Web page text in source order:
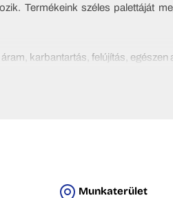
Termékeink széles palettáját
karbantartás, felújítás, egészen
Munkaterület